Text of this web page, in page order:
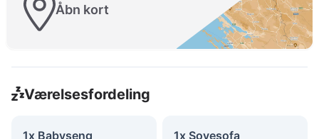
Åbn kort
Værelsesfordeling
1x Babyseng 1x Sovesofa